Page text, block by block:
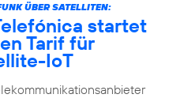
ÜBER SATELLITEN:
startet
Tarif für
IoT